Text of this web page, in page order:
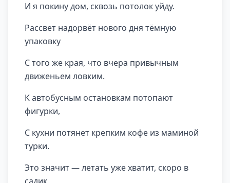
И я покину дом, сквозь потолок уйду.
Рассвет надорвёт нового дня тёмную
упаковку
С того же края, что вчера привычным
движеньем ловким.
К автобусным остановкам потопают
фигурки,
С кухни потянет крепким кофе из маминой
турки.
Это значит — летать уже хватит, скоро в